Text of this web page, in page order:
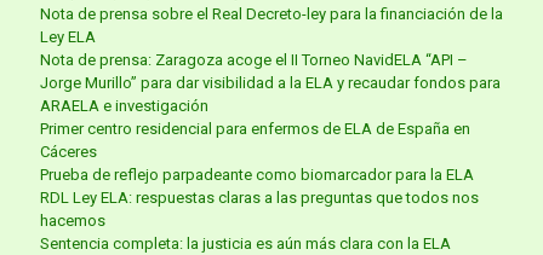
Nota de prensa sobre el Real Decreto-ley para la financiación de la
Ley ELA
Nota de prensa: Zaragoza acoge el II Torneo NavidELA “API –
Jorge Murillo” para dar visibilidad a la ELA y recaudar fondos para
ARAELA e investigación
Primer centro residencial para enfermos de ELA de España en
Cáceres
Prueba de reflejo parpadeante como biomarcador para la ELA
RDL Ley ELA: respuestas claras a las preguntas que todos nos
hacemos
Sentencia completa: la justicia es aún más clara con la ELA